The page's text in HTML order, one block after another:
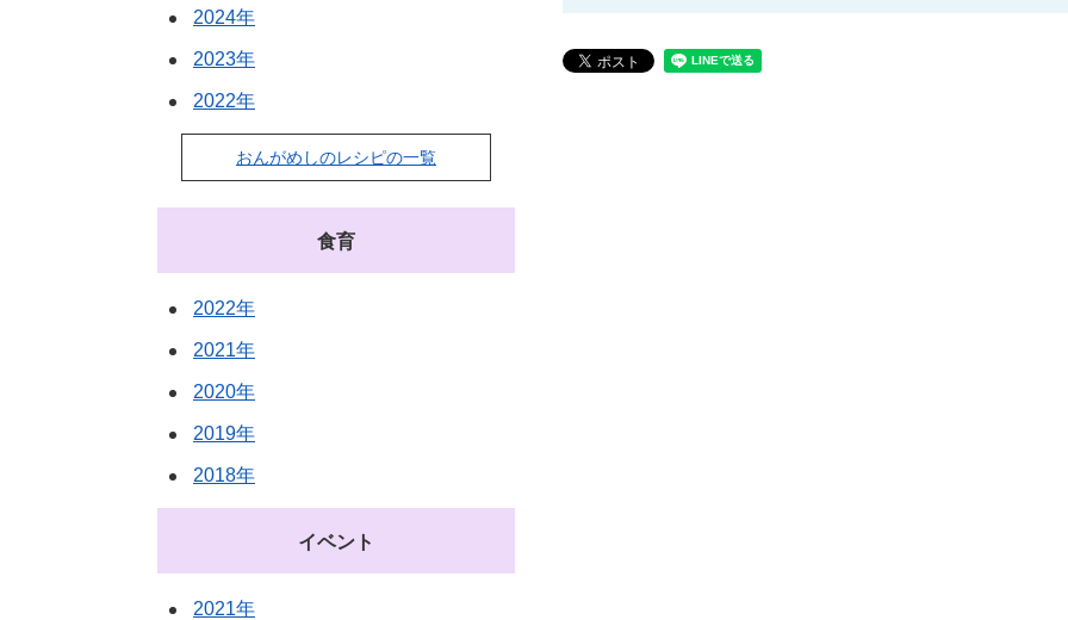
2024年
2023年
2022年
おんがめしのレシピの一覧
食育
2022年
2021年
2020年
2019年
2018年
イベント
2021年